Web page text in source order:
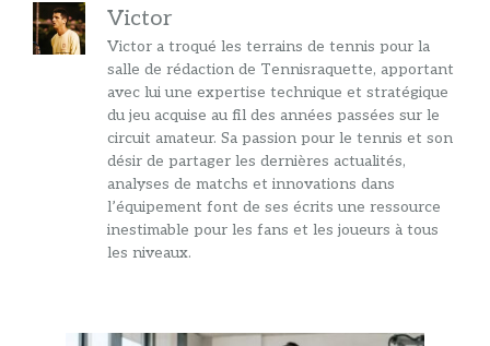
Victor
Victor a troqué les terrains de tennis pour la
salle de rédaction de Tennisraquette, apportant
avec lui une expertise technique et stratégique
du jeu acquise au fil des années passées sur le
circuit amateur. Sa passion pour le tennis et son
désir de partager les dernières actualités,
analyses de matchs et innovations dans
l’équipement font de ses écrits une ressource
inestimable pour les fans et les joueurs à tous
les niveaux.